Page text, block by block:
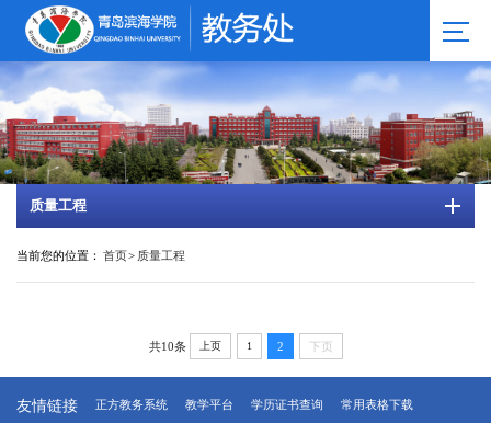
质量工程
当前您的位置： 首页> 质量工程
共10条 上页 1 2 下页
友情链接 正方教务系统 教学平台 学历证书查询 常用表格下载